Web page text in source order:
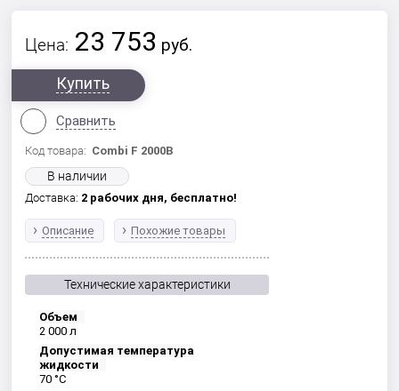
Цена: 23 753 руб.
Купить
Сравнить
Код товара: Combi F 2000B
В наличии
Доставка: 2 рабочих дня, бесплатно!
Описание Похожие товары
Технические характеристики
Объем
2 000 л
Допустимая температура
жидкости
70 °С